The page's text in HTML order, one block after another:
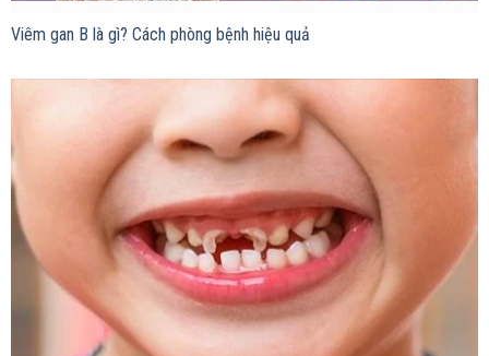
Viêm gan B là gì? Cách phòng bệnh hiệu quả